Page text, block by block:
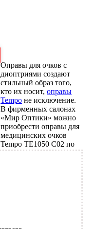
Оправы для очков с
диоптриями создают
стильный образ того,
кто их носит,оправы
Tempo не исключение.
В фирменных салонах
«Мир Оптики» можно
приобрести оправы для
медицинских очков
Tempo TE1050 C02 по